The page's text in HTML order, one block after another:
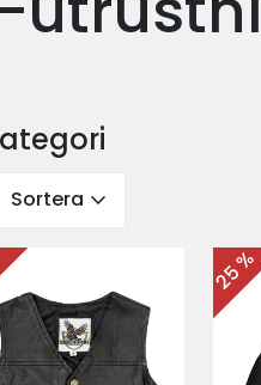
Sortera expand_more
25 %